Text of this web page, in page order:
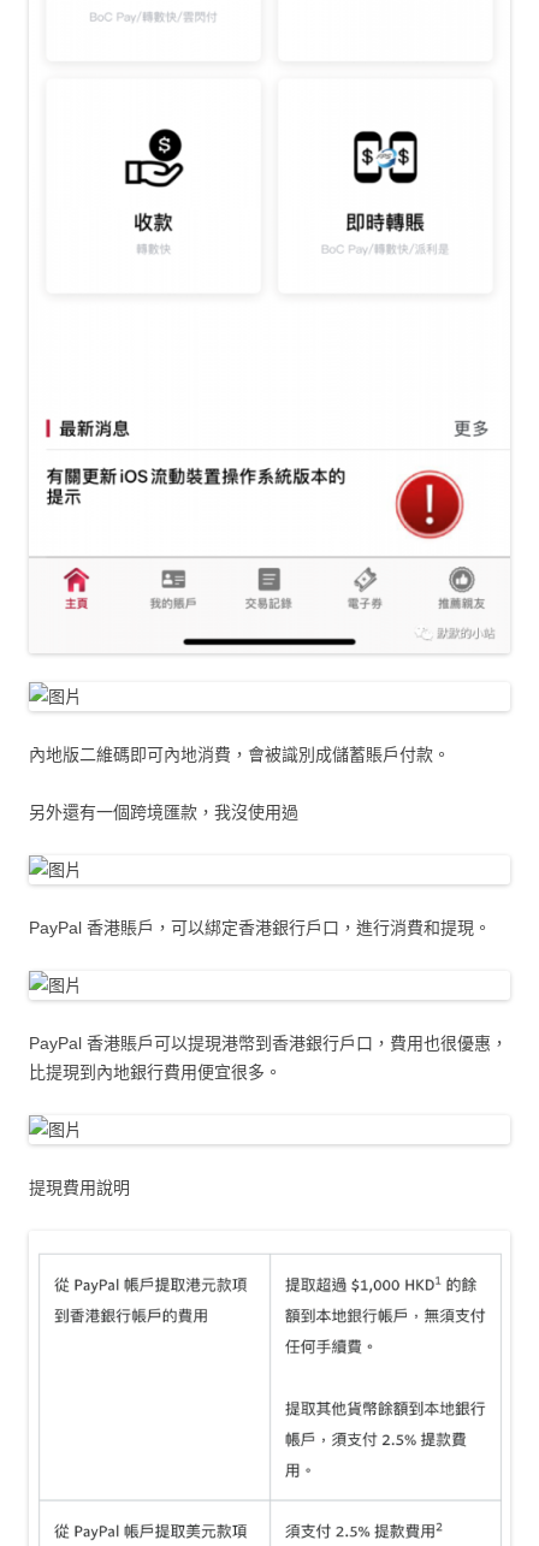
內地版二維碼即可內地消費，會被識別成儲蓄賬戶付款。
另外還有一個跨境匯款，我沒使用過
PayPal 香港賬戶，可以綁定香港銀行戶口，進行消費和提現。
PayPal 香港賬戶可以提現港幣到香港銀行戶口，費用也很優惠，
比提現到內地銀行費用便宜很多。
提現費用說明